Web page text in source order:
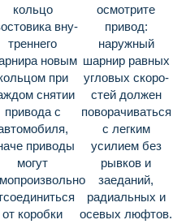
кольцо
вну­
треннего
новым
при
снятии
привода с
при­воды
могут
от коробки
осмотрите
привод:
наружный
шарнир равных
угловых скоро­
стей должен
поворачиваться
с легким
усилием без
рывков и
заеданий,
радиальных и
осевых люфтов.